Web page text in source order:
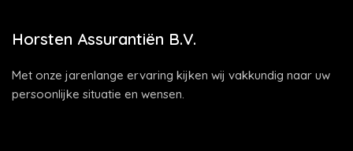
Horsten Assurantiën B.V.
Met onze jarenlange ervaring kijken wij vakkundig naar uw
persoonlijke situatie en wensen.